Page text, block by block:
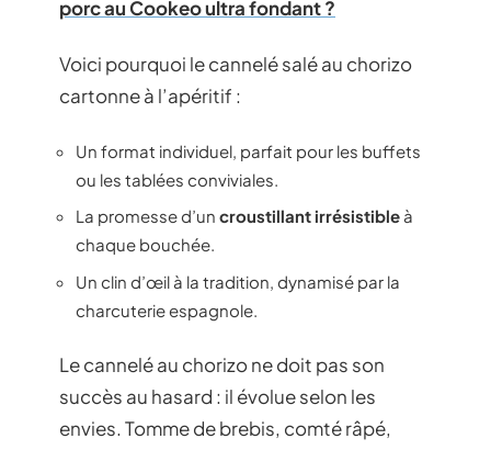
porc au Cookeo ultra fondant ?
Voici pourquoi le cannelé salé au chorizo
cartonne à l’apéritif :
Un format individuel, parfait pour les buffets
ou les tablées conviviales.
La promesse d’un croustillant irrésistible à
chaque bouchée.
Un clin d’œil à la tradition, dynamisé par la
charcuterie espagnole.
Le cannelé au chorizo ne doit pas son
succès au hasard : il évolue selon les
envies. Tomme de brebis, comté râpé,